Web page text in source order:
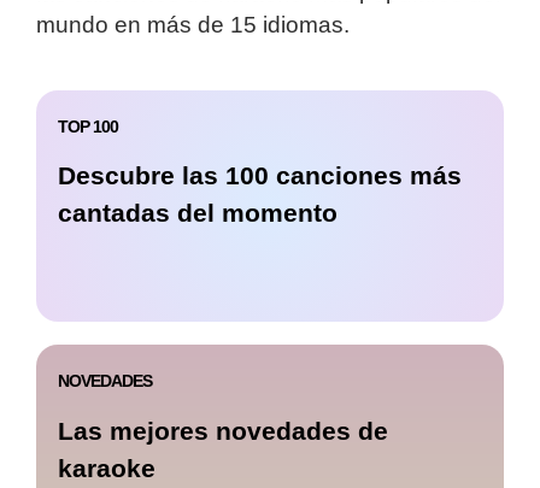
mundo en más de 15 idiomas.
TOP 100
Descubre las 100 canciones más
cantadas del momento
NOVEDADES
Las mejores novedades de
karaoke